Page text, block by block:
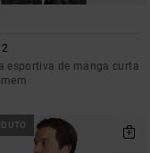
esportiva de manga curta